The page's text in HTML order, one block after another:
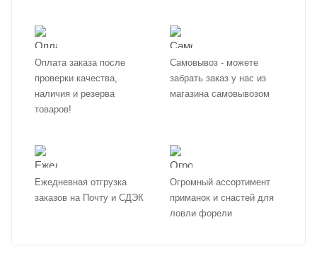
Оплата заказа после
проверки качества,
наличия и резерва
товаров!
Самовывоз - можете
забрать заказ у нас из
магазина самовывозом
Ежедневная отгрузка
заказов на Почту и СДЭК
Огромный ассортимент
приманок и снастей для
ловли форели